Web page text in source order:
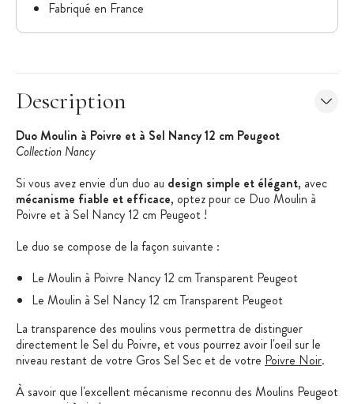
Fabriqué en France
Description
Duo Moulin à Poivre et à Sel Nancy 12 cm Peugeot
Collection Nancy
Si vous avez envie d'un duo au design simple et élégant, avec
mécanisme fiable et efficace, optez pour ce Duo Moulin à
Poivre et à Sel Nancy 12 cm Peugeot !
Le duo se compose de la façon suivante :
Le Moulin à Poivre Nancy 12 cm Transparent Peugeot
Le Moulin à Sel Nancy 12 cm Transparent Peugeot
La transparence des moulins vous permettra de distinguer
directement le Sel du Poivre, et vous pourrez avoir l'oeil sur le
niveau restant de votre Gros Sel Sec et de votre Poivre Noir.
À savoir que l'excellent mécanisme reconnu des Moulins Peugeot